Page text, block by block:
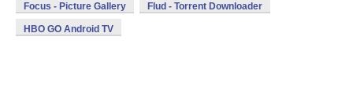
Focus - Picture Gallery Flud - Torrent Downloader
HBO GO Android TV